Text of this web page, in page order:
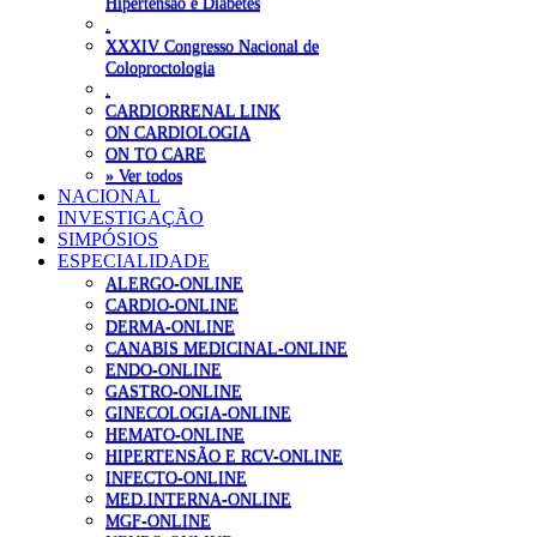
XXXIV Congresso Nacional de
Coloproctologia
CARDIORRENAL LINK
ON CARDIOLOGIA
ON TO CARE
» Ver todos
NACIONAL
INVESTIGAÇÃO
SIMPÓSIOS
ESPECIALIDADE
ALERGO-ONLINE
CARDIO-ONLINE
DERMA-ONLINE
CANABIS MEDICINAL-ONLINE
ENDO-ONLINE
GASTRO-ONLINE
GINECOLOGIA-ONLINE
HEMATO-ONLINE
HIPERTENSÃO E RCV-ONLINE
INFECTO-ONLINE
MED.INTERNA-ONLINE
MGF-ONLINE